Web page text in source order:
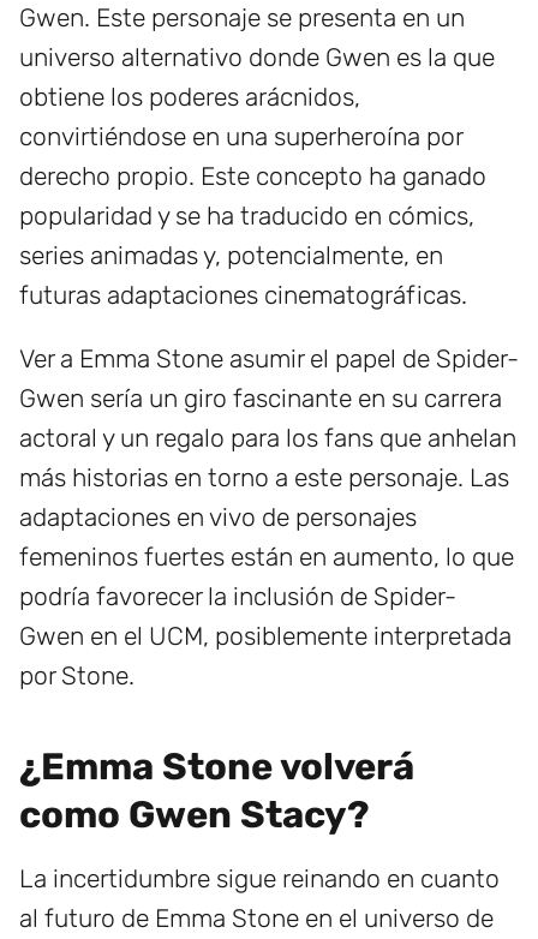
Gwen. Este personaje se presenta en un
universo alternativo donde Gwen es la que
obtiene los poderes arácnidos,
convirtiéndose en una superheroína por
derecho propio. Este concepto ha ganado
popularidad y se ha traducido en cómics,
series animadas y, potencialmente, en
futuras adaptaciones cinematográficas.
Ver a Emma Stone asumir el papel de Spider-
Gwen sería un giro fascinante en su carrera
actoral y un regalo para los fans que anhelan
más historias en torno a este personaje. Las
adaptaciones en vivo de personajes
femeninos fuertes están en aumento, lo que
podría favorecer la inclusión de Spider-
Gwen en el UCM, posiblemente interpretada
por Stone.
¿Emma Stone volverá
como Gwen Stacy?
La incertidumbre sigue reinando en cuanto
al futuro de Emma Stone en el universo de